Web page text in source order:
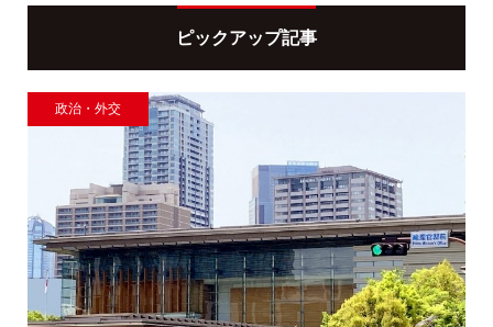
ピックアップ記事
政治・外交